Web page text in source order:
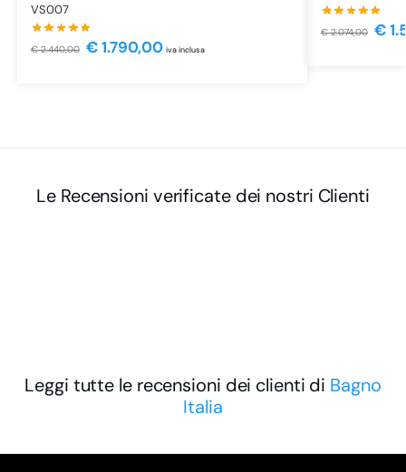
VS007
€2.440,00 €1.790,00 iva inclusa
€2.074,00 €
Le Recensioni verificate dei nostri Clienti
Leggi tutte le recensioni dei clienti di Bagno
Italia